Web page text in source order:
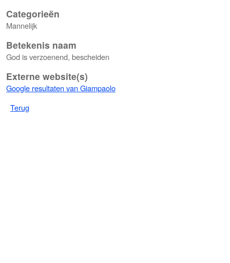
Categorieën
Mannelijk
Betekenis naam
God is verzoenend, bescheiden
Externe website(s)
Google resultaten van Giampaolo
Terug